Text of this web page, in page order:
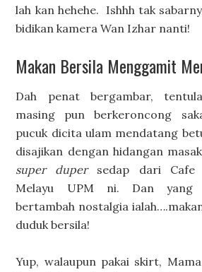
lah kan hehehe. Ishhh tak
bidikan kamera Wan Izhar nanti!
Makan Bersila Menggamit
Dah penat bergambar,
masing pun berkeroncong
pucuk dicita ulam mendatang
disajikan dengan hidangan
super dupersedap dari Cafe
Melayu UPM ni. Dan yang
bertambah nostalgia
duduk bersila!
Yup, walaupun pakai skirt,